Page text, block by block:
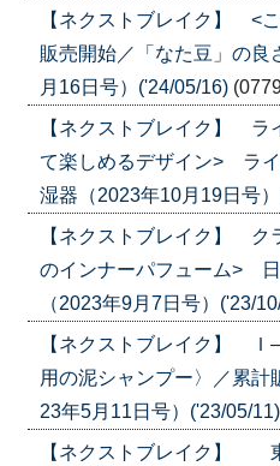
【ネクストブレイク】 <
販売開始／「なた豆」の良
月16日号）('24/05/16)
【ネクストブレイク】
て楽しめるデザイン> ラ
湿器（2023年10月19日号
【ネクストブレイク】
のインナーパフューム>
（2023年9月7日号）('23/
【ネクストブレイク】
用の泥シャンプー〉／累
23年5月11日号）('23/05/11)
【ネクストブレイク】